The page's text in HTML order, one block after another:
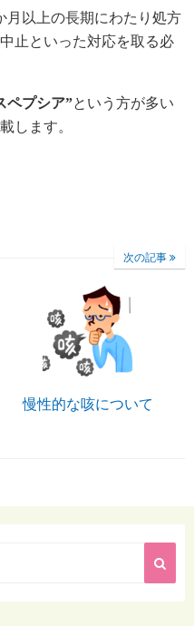
以上の長期にわたり処方
止といった対応を取る必
ペプシア”という方が多い
します。
次の記事
慢性的な咳について